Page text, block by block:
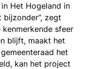
Het Hogeland in
bijzonder”, zegt
sfeer
blijft, maakt het
het
kan het project